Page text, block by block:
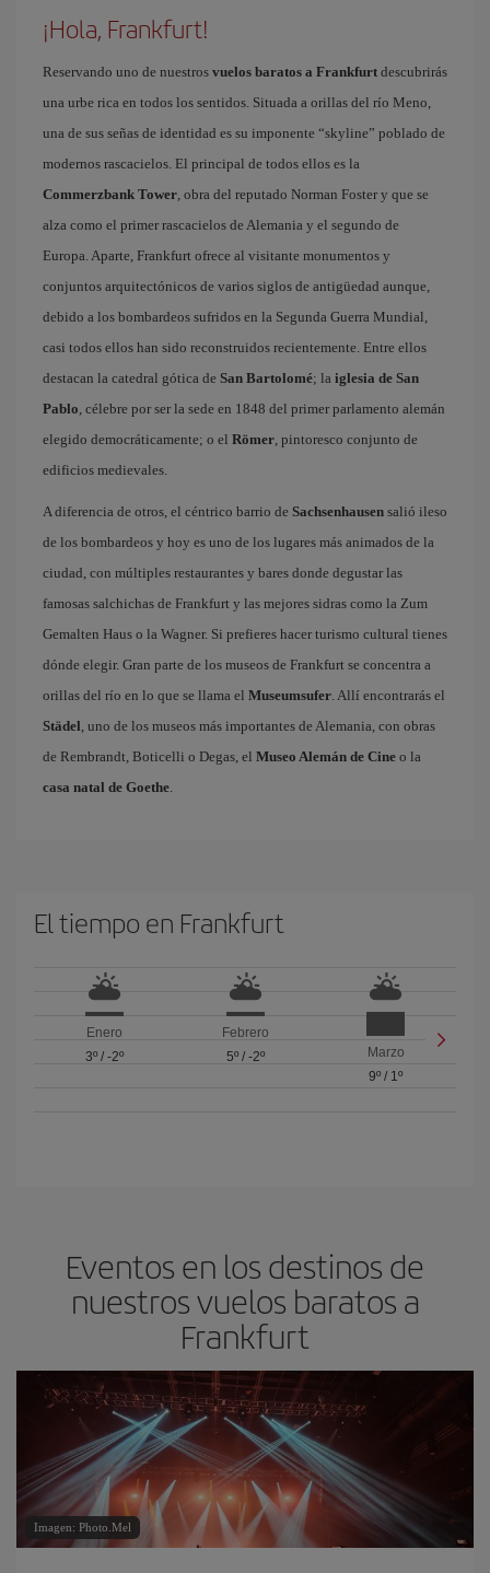
¡Hola, Frankfurt!
Reservando uno de nuestros vuelos baratos a Frankfurt descubrirás
una urbe rica en todos los sentidos. Situada a orillas del río Meno,
una de sus señas de identidad es su imponente “skyline” poblado de
modernos rascacielos. El principal de todos ellos es la
Commerzbank Tower, obra del reputado Norman Foster y que se
alza como el primer rascacielos de Alemania y el segundo de
Europa. Aparte, Frankfurt ofrece al visitante monumentos y
conjuntos arquitectónicos de varios siglos de antigüedad aunque,
debido a los bombardeos sufridos en la Segunda Guerra Mundial,
casi todos ellos han sido reconstruidos recientemente. Entre ellos
destacan la catedral gótica de San Bartolomé; la iglesia de San
Pablo, célebre por ser la sede en 1848 del primer parlamento alemán
elegido democráticamente; o el Römer, pintoresco conjunto de
edificios medievales.
A diferencia de otros, el céntrico barrio de Sachsenhausen salió ileso
de los bombardeos y hoy es uno de los lugares más animados de la
ciudad, con múltiples restaurantes y bares donde degustar las
famosas salchichas de Frankfurt y las mejores sidras como la Zum
Gemalten Haus o la Wagner. Si prefieres hacer turismo cultural tienes
dónde elegir. Gran parte de los museos de Frankfurt se concentra a
orillas del río en lo que se llama el Museumsufer. Allí encontrarás el
Städel, uno de los museos más importantes de Alemania, con obras
de Rembrandt, Boticelli o Degas, el Museo Alemán de Cine o la
casa natal de Goethe.
El tiempo en Frankfurt
Enero
3º/ -2º
Febrero
5º/ -2º
Marzo
9º / 1º
Eventos en los destinos de
nuestros vuelos baratos a
Frankfurt
Imagen: Photo.Mel